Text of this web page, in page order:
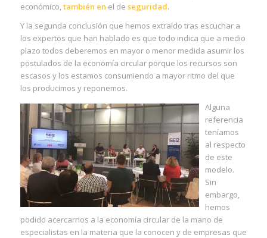
económico,también en el de seguridad.
Y la segunda conclusión que hemos extraído tras escuchar a
los expertos que han hablado es que todo indica que a medio
plazo todos deberemos en mayor o menor medida asumir los
postulados de la economía circular porque los recursos son
escasos y los estamos consumiendo a mayor ritmo del que
los producimos y reponemos.
Alguna
referencia
teníamos
al respecto
de este
modelo.
Sin
embargo,
hemos
podido acercarnos a la economía circular de la mano de
especialistas en la materia que la conocen y de empresas que